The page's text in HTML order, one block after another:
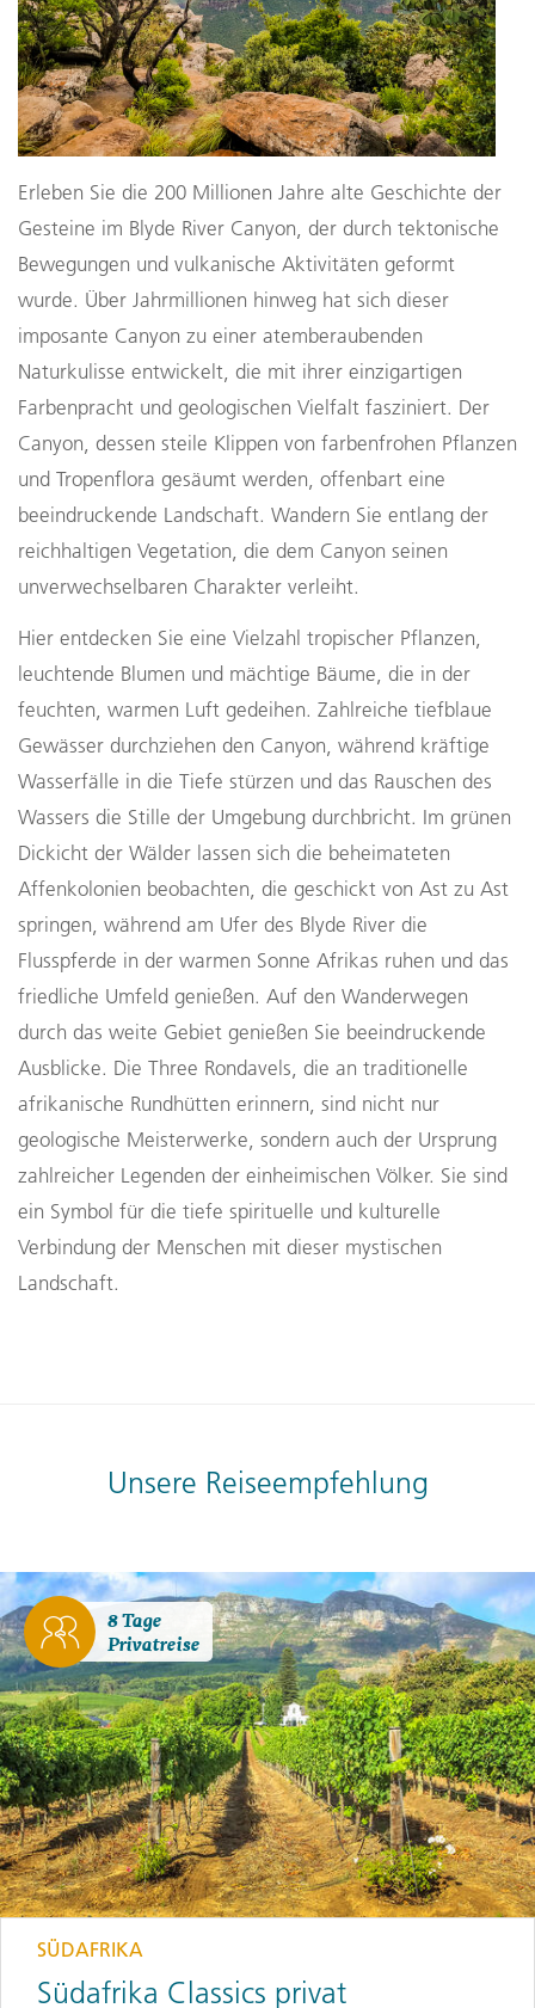
Erleben Sie die 200 Millionen Jahre alte Geschichte der
Gesteine im Blyde River Canyon, der durch tektonische
Bewegungen und vulkanische Aktivitäten geformt
wurde. Über Jahrmillionen hinweg hat sich dieser
imposante Canyon zu einer atemberaubenden
Naturkulisse entwickelt, die mit ihrer einzigartigen
Farbenpracht und geologischen Vielfalt fasziniert. Der
Canyon, dessen steile Klippen von farbenfrohen Pflanzen
und Tropenflora gesäumt werden, offenbart eine
beeindruckende Landschaft. Wandern Sie entlang der
reichhaltigen Vegetation, die dem Canyon seinen
unverwechselbaren Charakter verleiht.
Hier entdecken Sie eine Vielzahl tropischer Pflanzen,
leuchtende Blumen und mächtige Bäume, die in der
feuchten, warmen Luft gedeihen. Zahlreiche tiefblaue
Gewässer durchziehen den Canyon, während kräftige
Wasserfälle in die Tiefe stürzen und das Rauschen des
Wassers die Stille der Umgebung durchbricht. Im grünen
Dickicht der Wälder lassen sich die beheimateten
Affenkolonien beobachten, die geschickt von Ast zu Ast
springen, während am Ufer des Blyde River die
Flusspferde in der warmen Sonne Afrikas ruhen und das
friedliche Umfeld genießen. Auf den Wanderwegen
durch das weite Gebiet genießen Sie beeindruckende
Ausblicke. Die Three Rondavels, die an traditionelle
afrikanische Rundhütten erinnern, sind nicht nur
geologische Meisterwerke, sondern auch der Ursprung
zahlreicher Legenden der einheimischen Völker. Sie sind
ein Symbol für die tiefe spirituelle und kulturelle
Verbindung der Menschen mit dieser mystischen
Landschaft.
Unsere Reiseempfehlung
8 Tage
Privatreise
SÜDAFRIKA
Südafrika Classics privat